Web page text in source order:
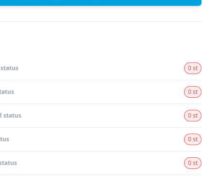
0 st
0 st
status 0 st
0 st
0 st